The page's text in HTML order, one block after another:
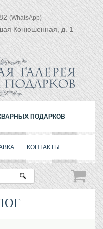
(WhatsApp)
Конюшенная, д. 1
ПОДАРКОВ
КОНТАКТЫ